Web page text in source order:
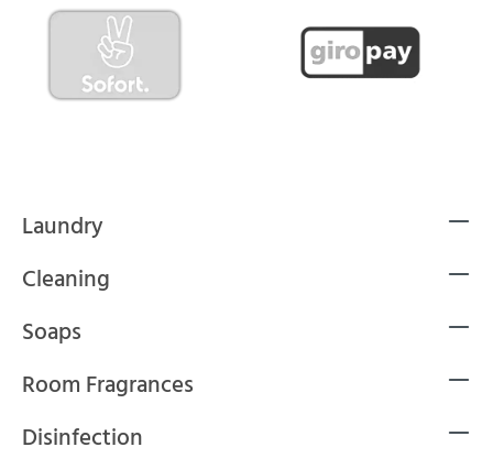
Laundry
Cleaning
Soaps
Room Fragrances
Disinfection